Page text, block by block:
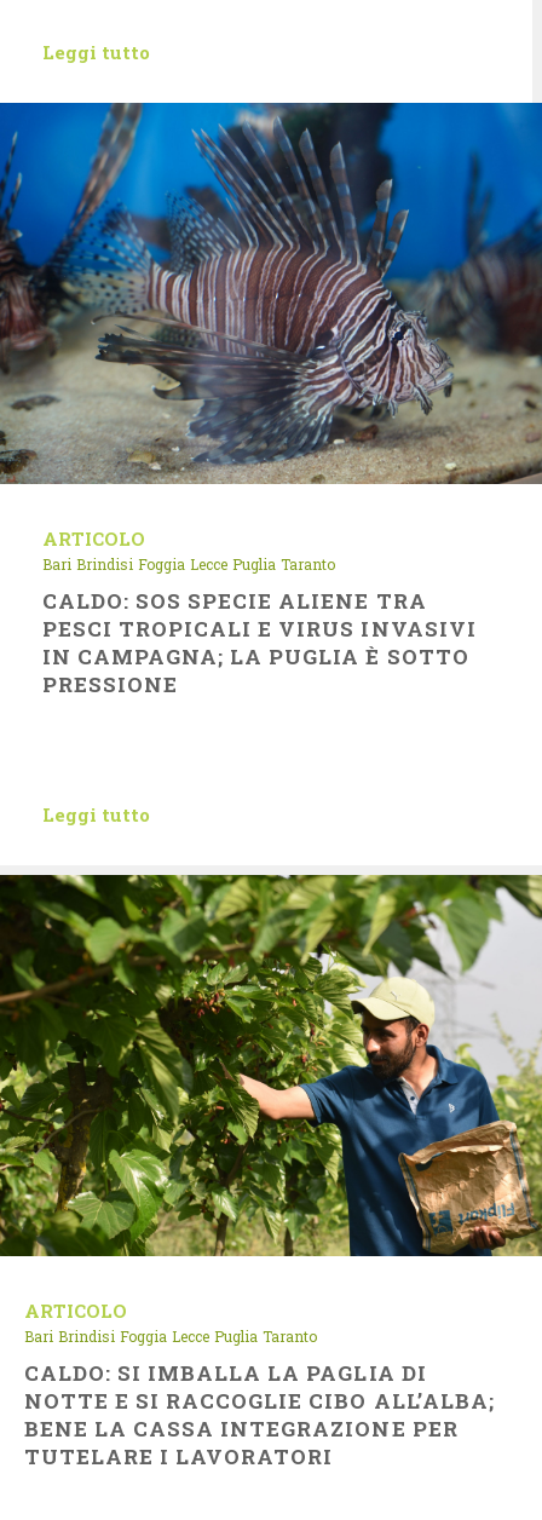
Leggi tutto
ARTICOLO
Bari Brindisi Foggia Lecce Puglia Taranto
CALDO: SOS SPECIE ALIENE TRA
PESCI TROPICALI E VIRUS INVASIVI
IN CAMPAGNA; LA PUGLIA È SOTTO
PRESSIONE
Leggi tutto
ARTICOLO
Bari Brindisi Foggia Lecce Puglia Taranto
CALDO: SI IMBALLA LA PAGLIA DI
NOTTE E SI RACCOGLIE CIBO ALL’ALBA;
BENE LA CASSA INTEGRAZIONE PER
TUTELARE I LAVORATORI